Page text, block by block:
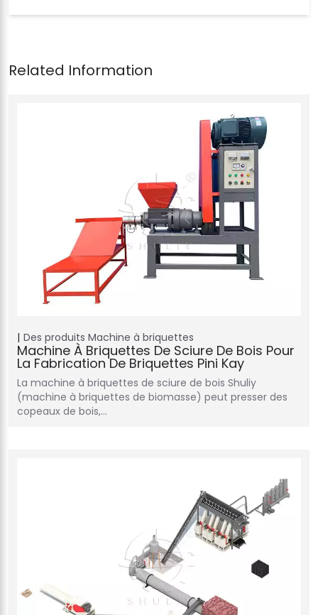
Des produits Machine à briquettes
Machine À Briquettes De Sciure De Bois Pour
La Fabrication De Briquettes Pini Kay
La machine à briquettes de sciure de bois Shuliy
(machine à briquettes de biomasse) peut presser des
copeaux de bois,…